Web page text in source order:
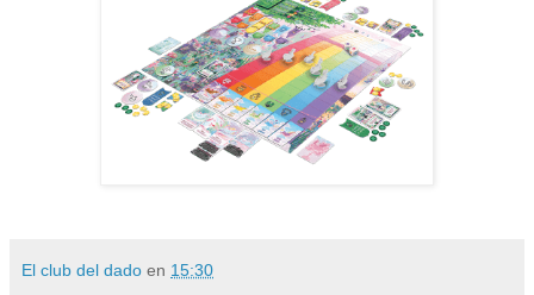
El club del dado en 15:30